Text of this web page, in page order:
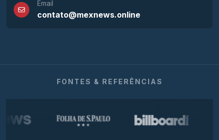
Email
contato@mexnews.online
FONTES & REFERÊNCIAS